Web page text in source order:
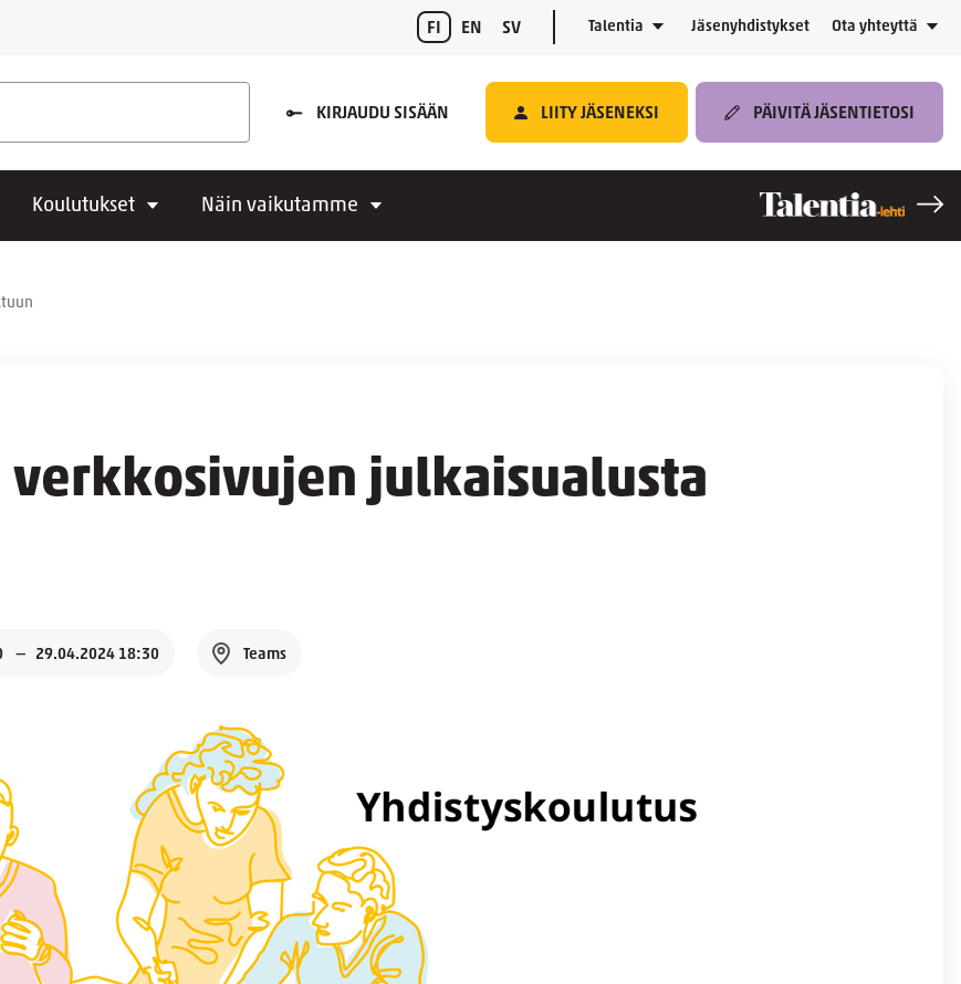
FI EN SV Talentia Jäsenyhdistykset Ota yhteyttä
KIRJAUDU SISÄÄN LIITY JÄSENEKSI PÄIVITÄ JÄSENTIETOSI
Koulutukset Näin vaikutamme
verkkosivujen julkaisualusta
29.04.2024 18:30 Teams